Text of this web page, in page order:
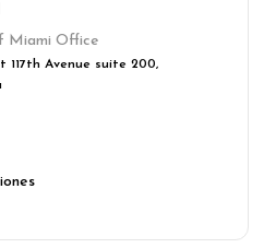
Miami Office
117th Avenue suite 200,